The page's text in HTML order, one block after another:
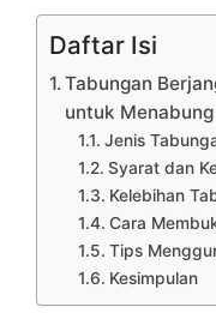
Daftar Isi
Tabungan
untuk
Jenis
Syarat dan
Kelebihan
Cara
Tips
Kesimpulan